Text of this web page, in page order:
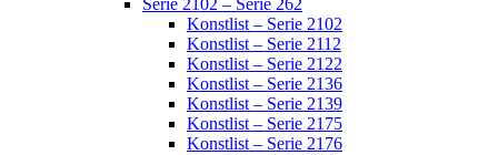
Serie 2102 – Serie 262
Konstlist – Serie 2102
Konstlist – Serie 2112
Konstlist – Serie 2122
Konstlist – Serie 2136
Konstlist – Serie 2139
Konstlist – Serie 2175
Konstlist – Serie 2176